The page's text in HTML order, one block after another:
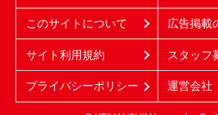
このサイトについて 広告掲載
サイト利用規約 スタッフ
プライバシーポリシー 運営会社